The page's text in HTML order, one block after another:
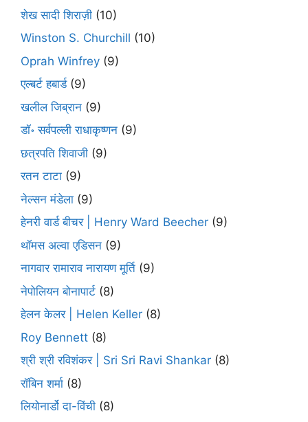
शेख सादी शिराज़ी (10)
Winston S. Churchill (10)
Oprah Winfrey (9)
एल्बर्ट हबार्ड(9)
खलील जिब्रान (9)
डॉ॰ सर्वपल्ली राधाकृष्णन (9)
छत्रपति शिवाजी (9)
रतन टाटा (9)
नेल्सन मंडेला (9)
हेनरी वार्ड बीचर | Henry Ward Beecher (9)
थॉमस अल्वा एडिसन (9)
नागवार रामाराव नारायण मूर्ति (9)
नेपोलियन बोनापार्ट (8)
हेलन केलर | Helen Keller (8)
Roy Bennett (8)
श्री श्री रविशंकर | Sri Sri Ravi Shankar (8)
रॉबिन शर्मा (8)
लियोनार्डो दा-विंची (8)